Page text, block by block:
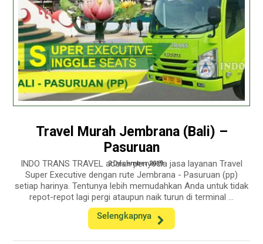
Travel Murah Jembrana (Bali) –
Pasuruan
2 December 2019
INDO TRANS TRAVEL adalah penyedia jasa layanan Travel
Super Executive dengan rute Jembrana - Pasuruan (pp)
setiap harinya. Tentunya lebih memudahkan Anda untuk tidak
repot-repot lagi pergi ataupun naik turun di terminal ...
Selengkapnya